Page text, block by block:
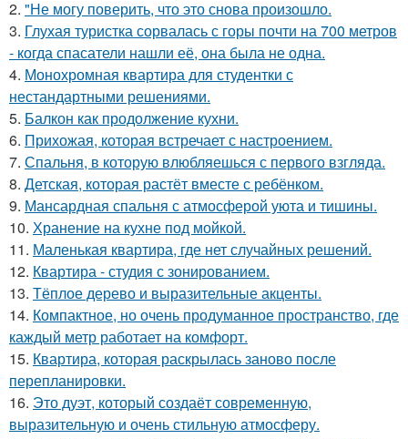
2. "Не могу поверить, что это снова произошло.
3. Глухая туристка сорвалась с горы почти на 700 метров
- когда спасатели нашли её, она была не одна.
4. Монохромная квартира для студентки с
нестандартными решениями.
5. Балкон как продолжение кухни.
6. Прихожая, которая встречает с настроением.
7. Спальня, в которую влюбляешься с первого взгляда.
8. Детская, которая растёт вместе с ребёнком.
9. Мансардная спальня с атмосферой уюта и тишины.
10. Хранение на кухне под мойкой.
11. Маленькая квартира, где нет случайных решений.
12. Квартира - студия с зонированием.
13. Тёплое дерево и выразительные акценты.
14. Компактное, но очень продуманное пространство, где
каждый метр работает на комфорт.
15. Квартира, которая раскрылась заново после
перепланировки.
16. Это дуэт, который создаёт современную,
выразительную и очень стильную атмосферу.